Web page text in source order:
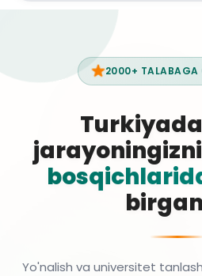
2000+ TALABAGA
Yo'nalish va universitet